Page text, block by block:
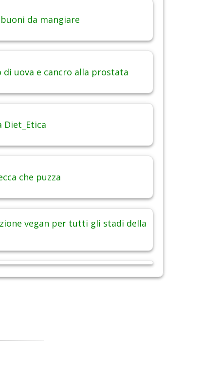
da mangiare
di uova e cancro alla prostata
Diet_Etica
che puzza
vegan per tutti gli stadi della